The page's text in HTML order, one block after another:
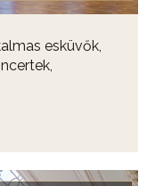
esküvők,